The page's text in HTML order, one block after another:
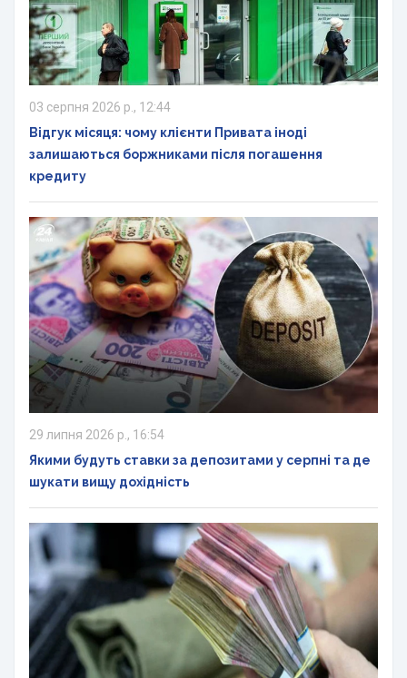
03 серпня 2026 р., 12:44
Відгук місяця: чому клієнти Привата іноді
залишаються боржниками після погашення
кредиту
29 липня 2026 р., 16:54
Якими будуть ставки за депозитами у серпні та де
шукати вищу дохідність